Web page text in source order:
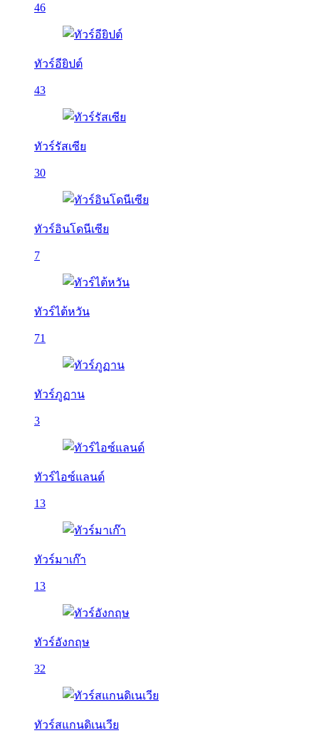
46
ทัวร์อียิปต์
43
ทัวร์รัสเซีย
30
ทัวร์อินโดนีเซีย
7
ทัวร์ไต้หวัน
71
ทัวร์ภูฏาน
3
ทัวร์ไอซ์แลนด์
13
ทัวร์มาเก๊า
13
ทัวร์อังกฤษ
32
ทัวร์สแกนดิเนเวีย